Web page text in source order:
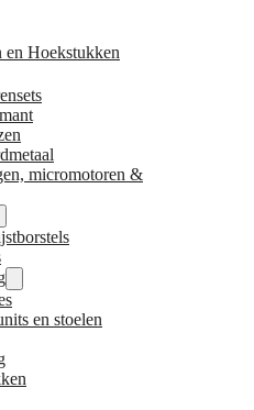
en Hoekstukken
micromotoren &
en stoelen